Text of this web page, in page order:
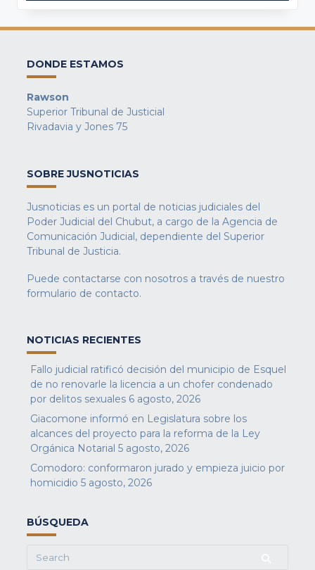
DONDE ESTAMOS
Rawson
Superior Tribunal de Justicial
Rivadavia y Jones 75
SOBRE JUSNOTICIAS
Jusnoticias es un portal de noticias judiciales del
Poder Judicial del Chubut, a cargo de la Agencia de
Comunicación Judicial, dependiente del Superior
Tribunal de Justicia.
Puede contactarse con nosotros a través de nuestro
formulario de contacto.
NOTICIAS RECIENTES
Fallo judicial ratificó decisión del municipio de Esquel
de no renovarle la licencia a un chofer condenado
por delitos sexuales 6 agosto, 2026
Giacomone informó en Legislatura sobre los
alcances del proyecto para la reforma de la Ley
Orgánica Notarial 5 agosto, 2026
Comodoro: conformaron jurado y empieza juicio por
homicidio 5 agosto, 2026
BÚSQUEDA
Search